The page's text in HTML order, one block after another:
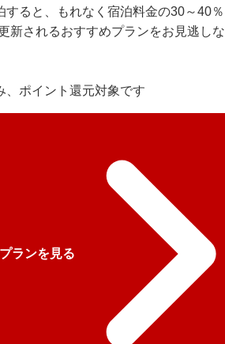
ると、もれなく宿泊料金の30～40％
新されるおすすめプランをお見逃しな
ポイント還元対象です
ランを見る